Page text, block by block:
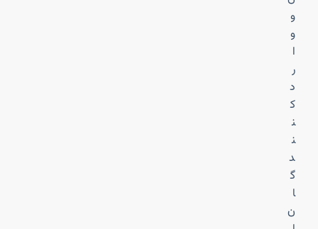
و
و
ا
ر
د
ک
ن
ن
د
گ
ا
ن